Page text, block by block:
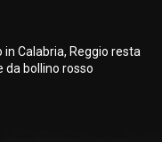
in Calabria, Reggio resta
da bollino rosso